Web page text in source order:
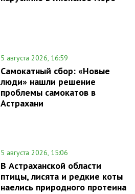
5 августа 2026, 16:59
Самокатный сбор: «Новые
люди» нашли решение
проблемы самокатов в
Астрахани
5 августа 2026, 15:06
В Астраханской области
птицы, лисята и редкие коты
наелись природного протеина